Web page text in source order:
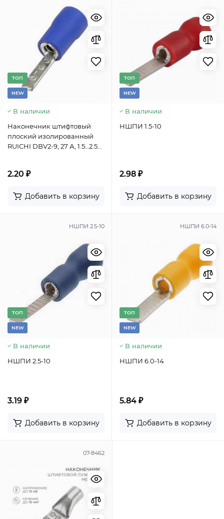
TОП
NEW
В наличии
Наконечник штифтовый
плоский изолированный
RUICHI DBV2-9, 27 А, 1.5…2.5
2.20 ₽
Добавить в корзину
TОП
NEW
В наличии
НШПИ 1.5-10
2.98 ₽
Добавить в корзину
НШПИ 2.5-10
TОП
NEW
В наличии
НШПИ 2.5-10
3.19 ₽
Добавить в корзину
НШПИ 6.0-14
TОП
NEW
В наличии
НШПИ 6.0-14
5.84 ₽
Добавить в корзину
07-8462